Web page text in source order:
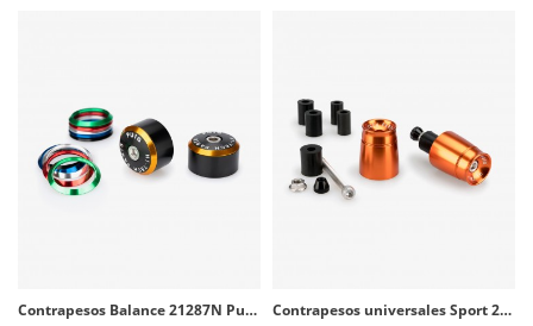
Contrapesos Balance 21287N Puig color Negro con aros para Benelli Leoncino 800 (22-26) Contrapesos universales Sport 21011T Puig color Naranja